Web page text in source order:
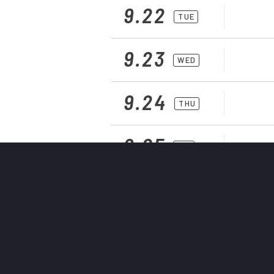
9.22 TUE
9.23 WED
9.24 THU
9.25